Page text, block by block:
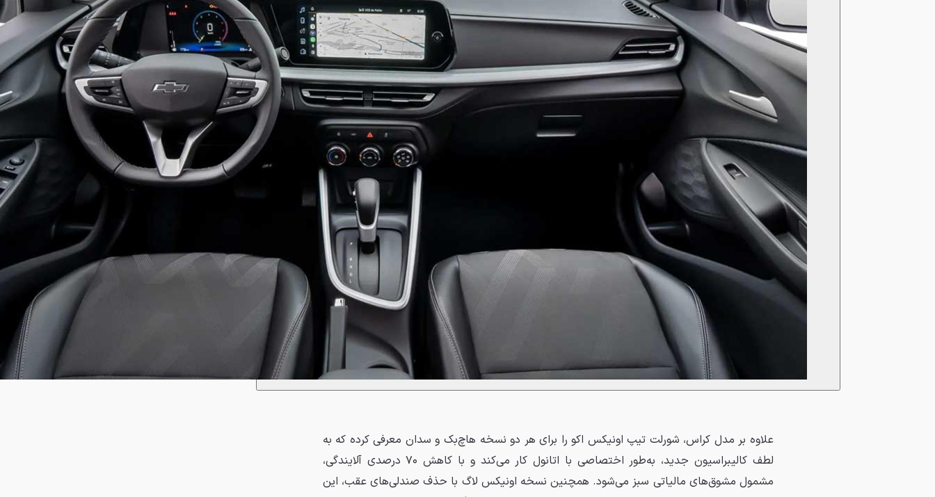
علاوه بر مدل کراس، شورلت تیپ اونیکس اکو را برای هر دو نسخه هاچ‌بک و سدان معرفی کرده که به
لطف کالیبراسیون جدید، به‌طور اختصاصی با اتانول کار می‌کند و با کاهش ۷۰ درصدی آلایندگی،
مشمول مشوق‌های مالیاتی سبز می‌شود. همچنین نسخه اونیکس لاگ با حذف صندلی‌های عقب، این